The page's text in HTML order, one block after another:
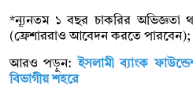
*ন্যূনতম ১ বছর চাকরির অভিজ্ঞতা
(ফ্রেশাররাও আবেদন করতে পারবেন);
আরও পড়ুন:ইসলামী ব্যাংক
বিভাগীয় শহরে